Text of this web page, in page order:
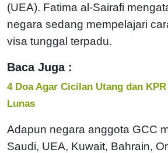
(UEA). Fatima al-Sairafi
negara sedang mempelajari
visa tunggal terpadu.
Baca Juga :
4 Doa Agar Cicilan Utang dan
Lunas
Adapun negara anggota GCC
Saudi, UEA, Kuwait, Bahrain,